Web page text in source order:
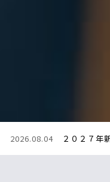
2026.08.04 ２０２７年